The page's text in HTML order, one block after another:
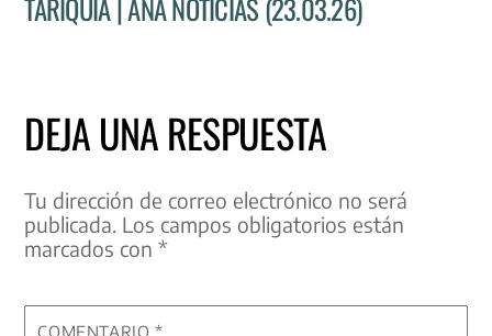
TARIQUÍA | ANA NOTICIAS (23.03.26)
DEJA UNA RESPUESTA
Tu dirección de correo electrónico no será
publicada. Los campos obligatorios están
marcados con*
COMENTARIO*